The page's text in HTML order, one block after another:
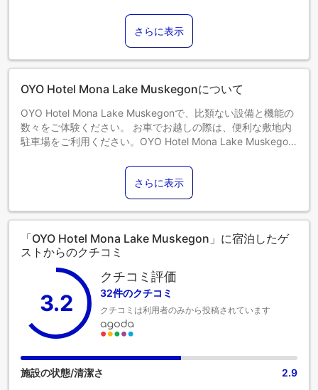
ます。ペット1匹につき1日あたりUSD 20の料金がかかりま
す。1部屋あたり同伴できるペットは2匹までです。
添い寝の場合は宿泊無料です。＜ご注意＞ベビーベッドのご
否は空き状況によります。
添い寝の場合は宿泊無料です。
18歳以上のゲストは大人とみなされます。
エキストラベッドの追加可否は、お部屋タイプにより異なり
さらに表示
OYO Hotel Mona Lake Muskegonについて
OYO Hotel Mona Lake Muskegonで、比類ない設備と機能の
数々をご体験ください。 お車でお越しの際は、便利な敷地内
駐車場をご利用ください。OYO Hotel Mona Lake Muskegon
きるため、最小限の荷物で旅行できます。 くつろぎたい方の
ために、ルームサービスなどの設備・サービスが簡単に利用
できるようになっています。OYO Hotel Mona Lake
Muskegonでの滞在を満喫しましょう。 すべてのお客様の健
ております。 すべてのゲストとスタッフの健康とウェルビー
イングのため、喫煙は決められた区域のみに制限されていま
す。OYO Hotel Mona Lake Muskegonでは、快適なご滞在を
サポートする便利な設備とサービスを備えた客室をご用意し
ています。OYO Hotel Mona Lake Muskegonの客室にはエア
コンやリネンサービスが完備されておりますので、快適な滞
在を求めるお客様のニーズにお応えします。一部の客室で
は、ビデオストリーミング、新聞、テレビなどのアミューズ
メントをお楽しみいただけます。コーヒーや紅茶を淹れるの
に必要なものは、一部の部屋に揃っておりますのでご安心く
さらに表示
「OYO Hotel Mona Lake Muskegon」に宿泊したゲ
ストからのクチコミ
3.2
クチコミ評価
32件のクチコミ
クチコミは利用者のみから投稿されています
施設の状態/清潔さ 2.9